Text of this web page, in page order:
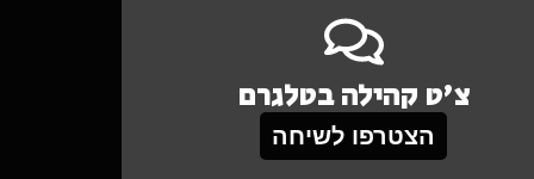
צ'ט קהילה בטלגרם
הצטרפו לשיחה